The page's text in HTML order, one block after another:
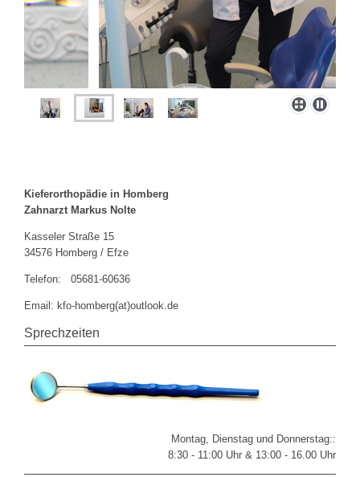
Kieferorthopädie in Homberg
Zahnarzt Markus Nolte
Kasseler Straße 15
34576 Homberg / Efze
Telefon: 05681-60636
Email: kfo-homberg(at)outlook.de
Sprechzeiten
Montag, Dienstag und Donnerstag::
8:30 - 11:00 Uhr & 13:00 - 16.00 Uhr